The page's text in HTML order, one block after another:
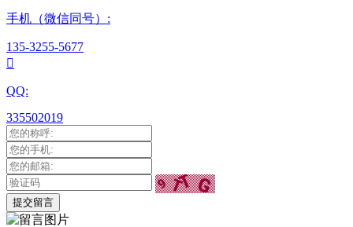
手机（微信同号）:
135-3255-5677

QQ:
335502019